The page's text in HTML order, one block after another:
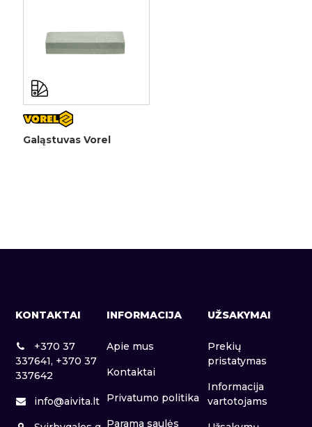
Galąstuvas Vorel
KONTAKTAI
+370 37
337641, +370 37
337642
info@aivita.lt
INFORMACIJA
Apie mus
Kontaktai
Privatumo politika
Parama saulės
UŽSAKYMAI
Prekių
pristatymas
Informacija
vartotojams